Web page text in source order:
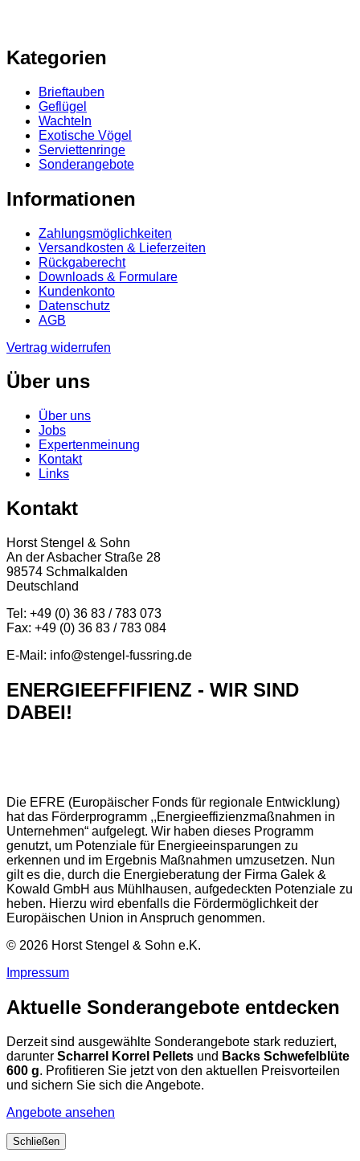
Kategorien
Brieftauben
Geflügel
Wachteln
Exotische Vögel
Serviettenringe
Sonderangebote
Informationen
Zahlungsmöglichkeiten
Versandkosten & Lieferzeiten
Rückgaberecht
Downloads & Formulare
Kundenkonto
Datenschutz
AGB
Vertrag widerrufen
Über uns
Über uns
Jobs
Expertenmeinung
Kontakt
Links
Kontakt
Horst Stengel & Sohn
An der Asbacher Straße 28
98574 Schmalkalden
Deutschland
Tel: +49 (0) 36 83 / 783 073
Fax: +49 (0) 36 83 / 783 084
E-Mail: info@stengel-fussring.de
ENERGIEEFFIFIENZ - WIR SIND
DABEI!
Die EFRE (Europäischer Fonds für regionale Entwicklung)
hat das Förderprogramm ,,Energieeffizienzmaßnahmen in
Unternehmen“ aufgelegt. Wir haben dieses Programm
genutzt, um Potenziale für Energieeinsparungen zu
erkennen und im Ergebnis Maßnahmen umzusetzen. Nun
gilt es die, durch die Energieberatung der Firma Galek &
Kowald GmbH aus Mühlhausen, aufgedeckten Potenziale zu
heben. Hierzu wird ebenfalls die Fördermöglichkeit der
Europäischen Union in Anspruch genommen.
© 2026 Horst Stengel & Sohn e.K.
Impressum
Aktuelle Sonderangebote entdecken
Derzeit sind ausgewählte Sonderangebote stark reduziert,
darunter Scharrel Korrel Pellets und Backs Schwefelblüte
600 g. Profitieren Sie jetzt von den aktuellen Preisvorteilen
und sichern Sie sich die Angebote.
Angebote ansehen
Schließen